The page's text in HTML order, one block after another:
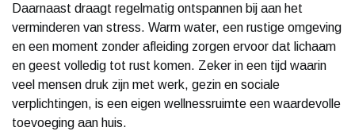
Daarnaast draagt regelmatig ontspannen bij aan het
verminderen van stress. Warm water, een rustige omgeving
en een moment zonder afleiding zorgen ervoor dat lichaam
en geest volledig tot rust komen. Zeker in een tijd waarin
veel mensen druk zijn met werk, gezin en sociale
verplichtingen, is een eigen wellnessruimte een waardevolle
toevoeging aan huis.